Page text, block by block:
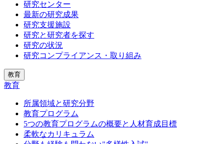
研究センター
最新の研究成果
研究支援施設
研究と研究者を探す
研究の状況
研究コンプライアンス・取り組み
教育
教育
所属領域と研究分野
教育プログラム
5つの教育プログラムの概要と人材育成目標
柔軟なカリキュラム